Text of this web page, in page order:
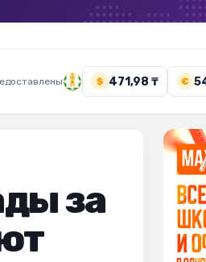
$ 471,98 ₸ €
за